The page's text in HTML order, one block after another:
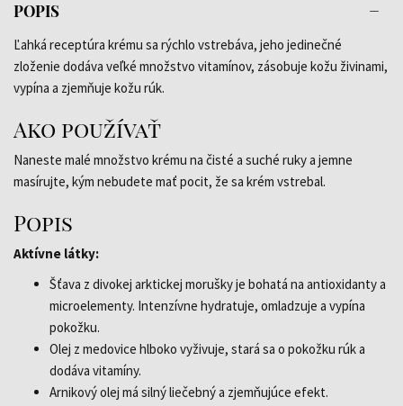
POPIS
Ľahká receptúra krému sa rýchlo vstrebáva, jeho jedinečné
zloženie dodáva veľké množstvo vitamínov, zásobuje kožu živinami,
vypína a zjemňuje kožu rúk.
Ako používať
Naneste malé množstvo krému na čisté a suché ruky a jemne
masírujte, kým nebudete mať pocit, že sa krém vstrebal.
Popis
Aktívne látky:
Šťava z divokej arktickej morušky je bohatá na antioxidanty a
microelementy. Intenzívne hydratuje, omladzuje a vypína
pokožku.
Olej z medovice hlboko vyživuje, stará sa o pokožku rúk a
dodáva vitamíny.
Arnikový olej má silný liečebný a zjemňujúce efekt.